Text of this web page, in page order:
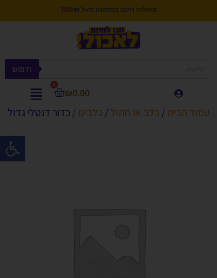
פתח
משלוח חינם בהזמנה מעל 150₪
חיפוש
₪0.00
0
עמוד הבית / כלב או חתול / כלבים / כדור דנטלי גדול